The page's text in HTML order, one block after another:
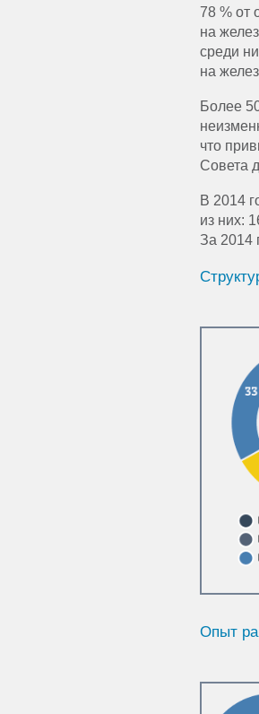
78 % от
на
среди
на
Более
что
Совета
В 2014
из них:
За 2014
Опыт